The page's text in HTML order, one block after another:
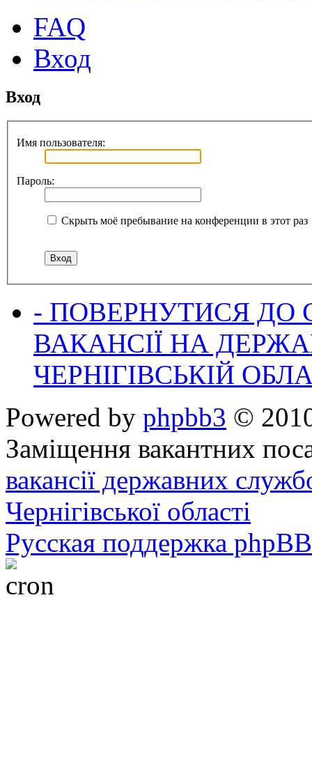
FAQ
Вход
Вход
Имя пользователя:
Пароль:
Скрыть моё пребывание на конференции в этот раз
- ПОВЕРНУТИСЯ ДО
ВАКАНСІЇ НА
ЧЕРНІГІВСЬКІЙ
Powered by phpbb3 ©
Заміщення вакантних
вакансії державних
Чернігівської області
Русская поддержка phpBB